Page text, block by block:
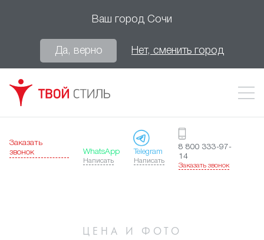
Ваш город Сочи
Да, верно Нет, сменить город
Заказать
звонок
WhatsApp
Написать
Telegram
Написать
8 800 333-97-
14
Заказать звонок
ЦЕНА И ФОТО